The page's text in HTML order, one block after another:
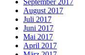
September 2017
August 2017
Juli 2017
Juni 2017
Mai 2017
April 2017